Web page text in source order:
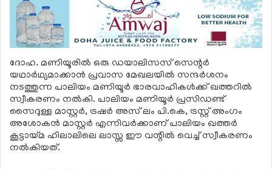
ദോഹ. മണിയൂരില്‍ ഒരു ഡയാലിസസ് സെന്റര്‍
യഥാര്‍ഥ്യമാക്കാന്‍ പ്രവാസ മേഖലയില്‍ സന്ദര്‍ശനം
നടത്തുന്ന പാലിയം മണിയൂര്‍ ഭാരവാഹികള്‍ക്ക് ഖത്തറില്‍
സ്വീകരണം നല്‍കി. പാലിയം മണിയൂര്‍ പ്രസിഡണ്ട്
സൈദുള്ള മാസ്റ്റര്‍, ട്രഷര്‍ അസ് ലം പി.കെ, ട്രസ്റ്റ് അംഗം
അശോകന്‍ മാസ്റ്റര്‍ എന്നിവര്‍ക്കാണ് പാലിയം ഖത്തര്‍
കൂട്ടായ്മ ഹിലാലിലെ ലാസ്സ ഈ വന്റില്‍ വെച്ച് സ്വീകരണം
നല്‍കിയത്.